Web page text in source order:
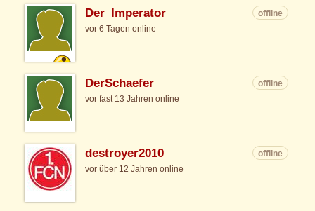
Der_Imperator
offline
vor 6 Tagen online
DerSchaefer
offline
vor fast 13 Jahren online
destroyer2010
offline
vor über 12 Jahren online